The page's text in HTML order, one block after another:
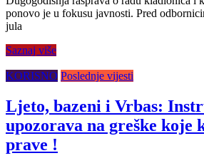
ponovo je u fokusu javnosti. Pred
jula
Saznaj više
KORISNO Poslednje vijesti
Ljeto, bazeni i Vrbas:
upozorava na greške koje
prave !